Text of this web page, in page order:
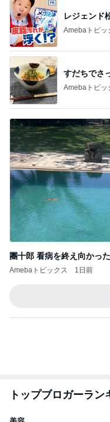
レジェンド
Amebaトピッ
すだちでさ
Amebaトピッ
團十郎 看病を終え向かっ
Amebaトピックス 1日前
トップブロガーラン